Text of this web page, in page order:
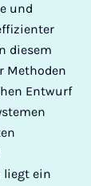
und
diesem
Methoden
Entwurf
liegt ein